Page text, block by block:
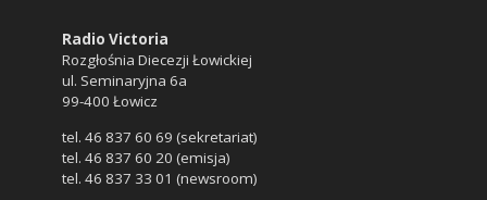
Radio Victoria
Rozgłośnia Diecezji Łowickiej
ul. Seminaryjna 6a
99-400 Łowicz
tel. 46 837 60 69 (sekretariat)
tel. 46 837 60 20 (emisja)
tel. 46 837 33 01 (newsroom)